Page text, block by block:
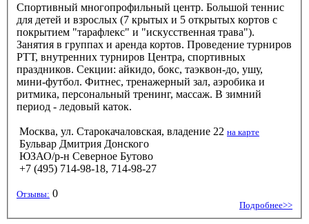
Спортивный многопрофильный центр. Большой теннис
для детей и взрослых (7 крытых и 5 открытых кортов с
покрытием "тарафлекс" и "искусственная трава").
Занятия в группах и аренда кортов. Проведение турниров
РТТ, внутренних турниров Центра, спортивных
праздников. Секции: айкидо, бокс, таэквон-до, ушу,
мини-футбол. Фитнес, тренажерный зал, аэробика и
ритмика, персональный тренинг, массаж. В зимний
период - ледовый каток.
Москва, ул. Старокачаловская, владение 22 на карте
Бульвар Дмитрия Донского
ЮЗАО/р-н Северное Бутово
+7 (495) 714-98-18, 714-98-27
Отзывы: 0
Подробнее>>